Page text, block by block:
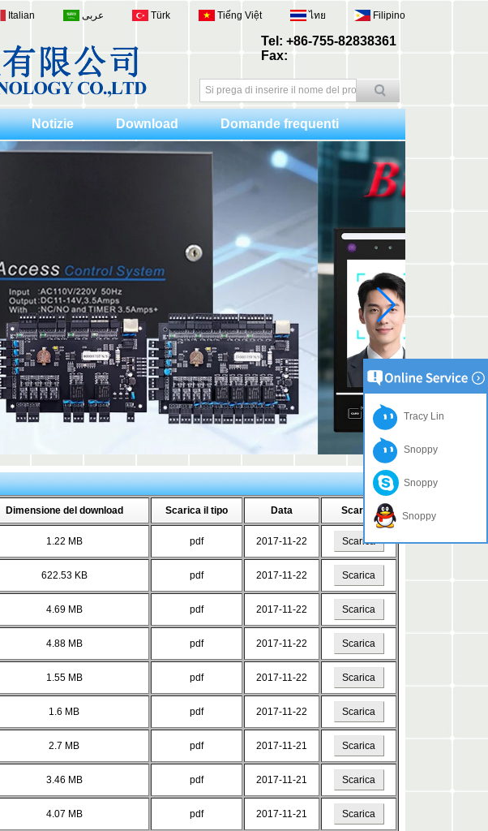
Tel: +86-755-82838361
Fax:
Italian عربى Türk Tiếng Việt ไทย Filipino
Notizie Download Domande frequenti
Dimensione del download Scarica il tipo Data Scarica
1.22 MB pdf 2017-11-22 Scarica
622.53 KB pdf 2017-11-22 Scarica
4.69 MB pdf 2017-11-22 Scarica
4.88 MB pdf 2017-11-22 Scarica
1.55 MB pdf 2017-11-22 Scarica
1.6 MB pdf 2017-11-22 Scarica
2.7 MB pdf 2017-11-21 Scarica
3.46 MB pdf 2017-11-21 Scarica
4.07 MB pdf 2017-11-21 Scarica
Tracy Lin
Snoppy
Snoppy
Snoppy